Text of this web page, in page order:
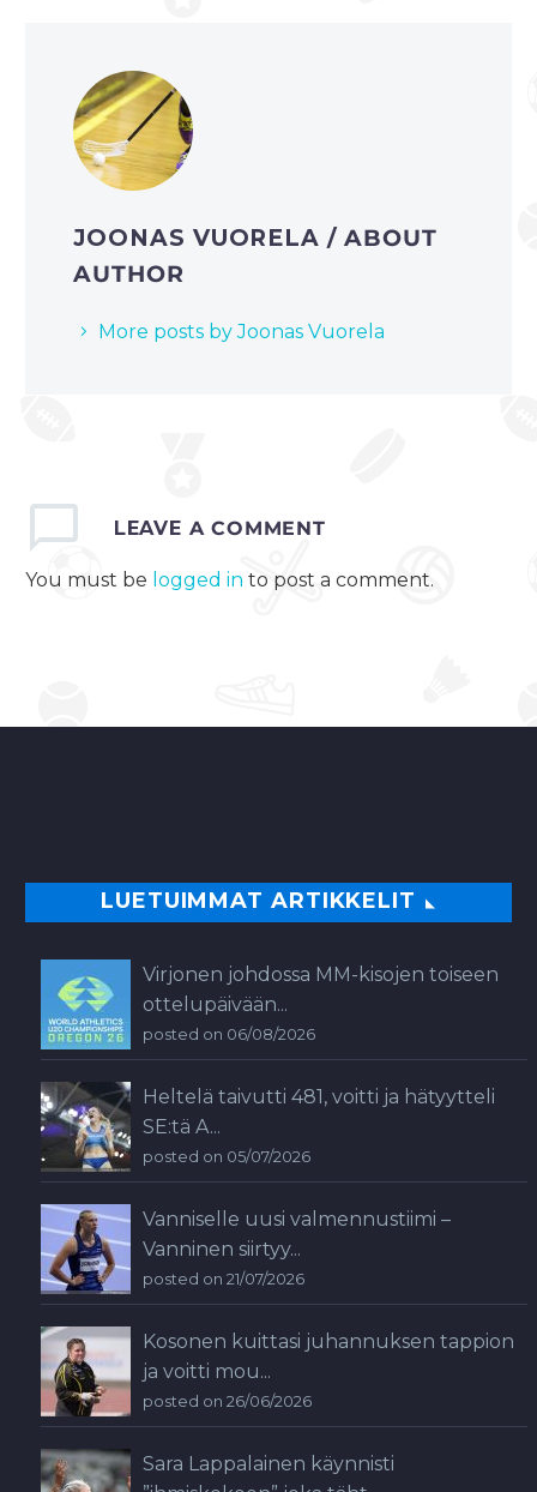
JOONAS VUORELA/ ABOUT
AUTHOR
More posts by Joonas Vuorela
LEAVE A COMMENT
You must be logged in to post a comment.
LUETUIMMAT ARTIKKELIT
Virjonen johdossa MM-kisojen toiseen
ottelupäivään...
posted on 06/08/2026
Heltelä taivutti 481, voitti ja hätyytteli
SE:tä A...
posted on 05/07/2026
Vanniselle uusi valmennustiimi –
Vanninen siirtyy...
posted on 21/07/2026
Kosonen kuittasi juhannuksen tappion
ja voitti mou...
posted on 26/06/2026
Sara Lappalainen käynnisti